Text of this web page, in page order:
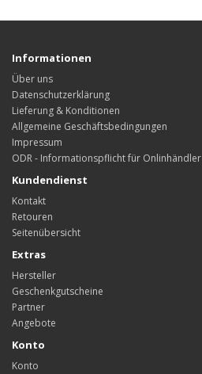
Informationen
Über uns
Datenschutzerklärung
Lieferung & Konditionen
Allgemeine Geschäftsbedingungen
Impressum
ODR - Informationspflicht für Onlinhändler
Kundendienst
Kontakt
Retouren
Seitenübersicht
Extras
Hersteller
Geschenkgutscheine
Partner
Angebote
Konto
Konto